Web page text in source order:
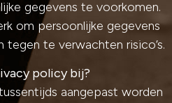
gegevens te voorkomen.
om persoonlijke gegevens
te verwachten risico’s.
policy bij?
aangepast worden